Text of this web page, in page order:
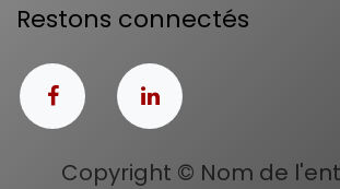
Restons connectés
Copyright © Nom de